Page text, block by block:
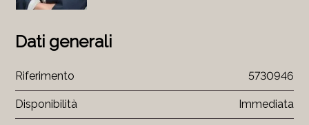
Dati generali
Riferimento 5730946
Disponibilità Immediata